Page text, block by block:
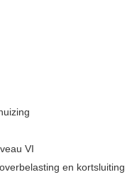
VI
en kortsluiting